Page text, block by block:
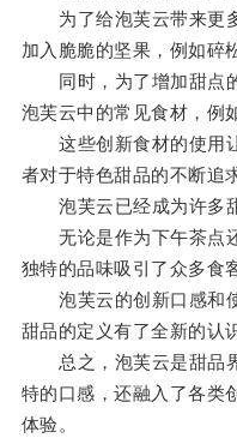
为了给泡芙云带来更多
加入脆脆的坚果，例如碎
同时，为了增加甜点的
泡芙云中的常见食材，例
这些创新食材的使用让
者对于特色甜品的不断追
泡芙云已经成为许多甜
无论是作为下午茶点还
独特的品味吸引了众多食
泡芙云的创新口感和使
甜品的定义有了全新的认
总之，泡芙云是甜品界
特的口感，还融入了各类
体验。